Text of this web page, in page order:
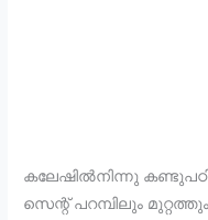
കലേഷിൽനിന്നു
സെന്റ് പറമ്പിലും